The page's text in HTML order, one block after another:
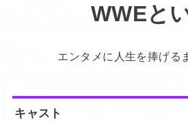
WWEと
エンタメに人生を捧げる
キャスト